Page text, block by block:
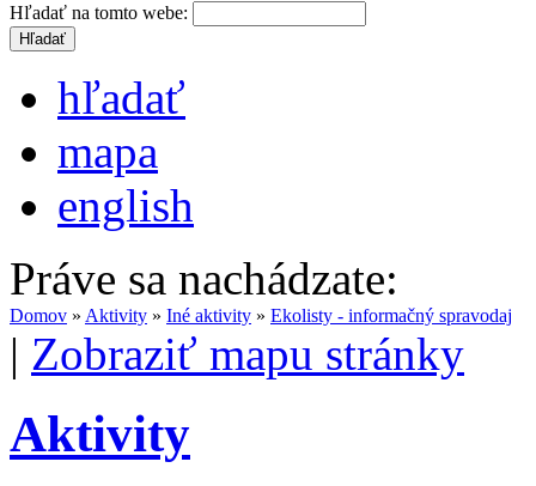
Hľadať na tomto webe:
hľadať
mapa
english
Práve sa nachádzate:
Domov » Aktivity » Iné aktivity » Ekolisty - informačný spravodaj
| Zobraziť mapu stránky
Aktivity